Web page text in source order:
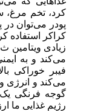
کرد، تخم
پودر می‌توان در
کراکر استفاده
زیادی
می‌کند و به
فیبر خوراکی
می‌کند و انرژی
گوجه فرنگی یک
رژیم غذایی ما